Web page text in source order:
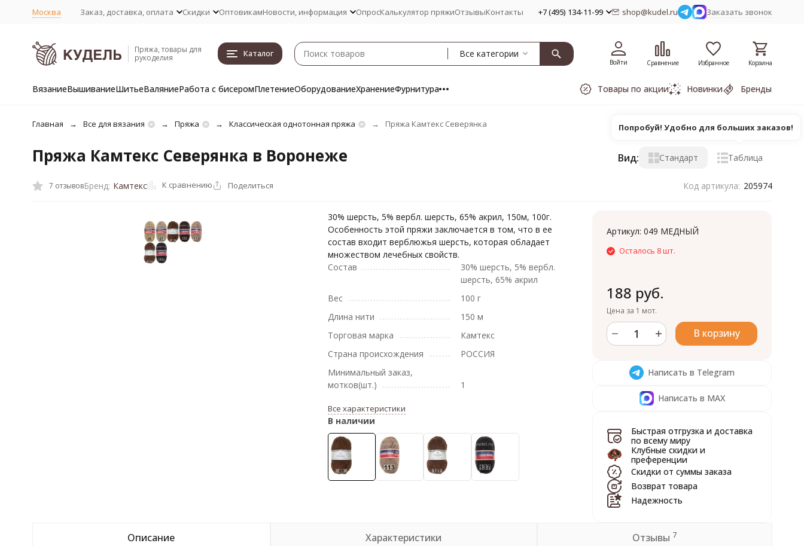
Москва Заказ, доставка, оплата Скидки ОптовикамНовости, информация ОпросКалькулятор пряжиОтзывыКонтакты +7 (495) 134-11-99 shop@kudel.ru Заказать звонок
Пряжа, товары для
рукоделия
Каталог Все категории
Войти Сравнение Избранное Корзина
ВязаниеВышиваниеШитьеВаляниеРабота с бисеромПлетениеОборудованиеХранениеФурнитура Товары по акции Новинки Бренды
Главная Все для вязания Пряжа Классическая однотонная пряжа Пряжа Камтекс Северянка
Пряжа Камтекс Северянка в Воронеже Вид: Стандарт Таблица
7 отзывовБренд: Камтекс К сравнению Поделиться Код артикула: 205974
30% шерсть, 5% вербл. шерсть, 65% акрил, 150м, 100г.
Особенность этой пряжи заключается в том, что в ее
состав входит верблюжья шерсть, которая обладает
множеством лечебных свойств.
Состав
30% шерсть, 5% вербл.
шерсть, 65% акрил
Вес
100 г
Длина нити
150 м
Торговая марка
Камтекс
Страна происхождения
РОССИЯ
Минимальный заказ,
мотков(шт.)
1
Все характеристики
В наличии
Артикул:049 МЕДНЫЙ
Осталось 8 шт.
188 руб.
Цена за 1 мот.
В корзину
Написать в Telegram
Написать в MAX
Быстрая отгрузка и доставка
по всему миру
Клубные скидки и
преференции
Скидки от суммы заказа
Возврат товара
Надежность
Описание Характеристики Отзывы 7
Попробуй! Удобно для больших заказов!